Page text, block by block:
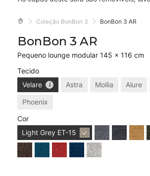
🏠 Coleção BonBon 3 BonBon 3 AR
BonBon 3 AR
Pequeno lounge modular 145 × 116 cm
Tecido
Velare
Astra Mollia Alure
Phoenix
Cor
Light Grey ET-15